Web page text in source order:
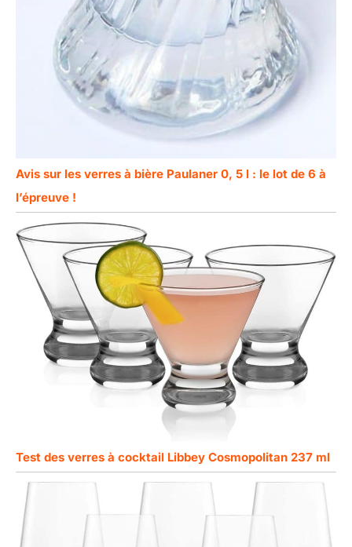
Avis sur les verres à bière Paulaner 0, 5 l : le lot de 6 à
l’épreuve !
Test des verres à cocktail Libbey Cosmopolitan 237 ml